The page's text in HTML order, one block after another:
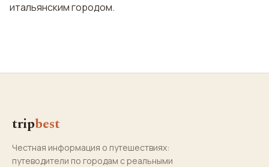
итальянским городом.
tripbest
Честная информация о путешествиях:
путеводители по городам с реальными